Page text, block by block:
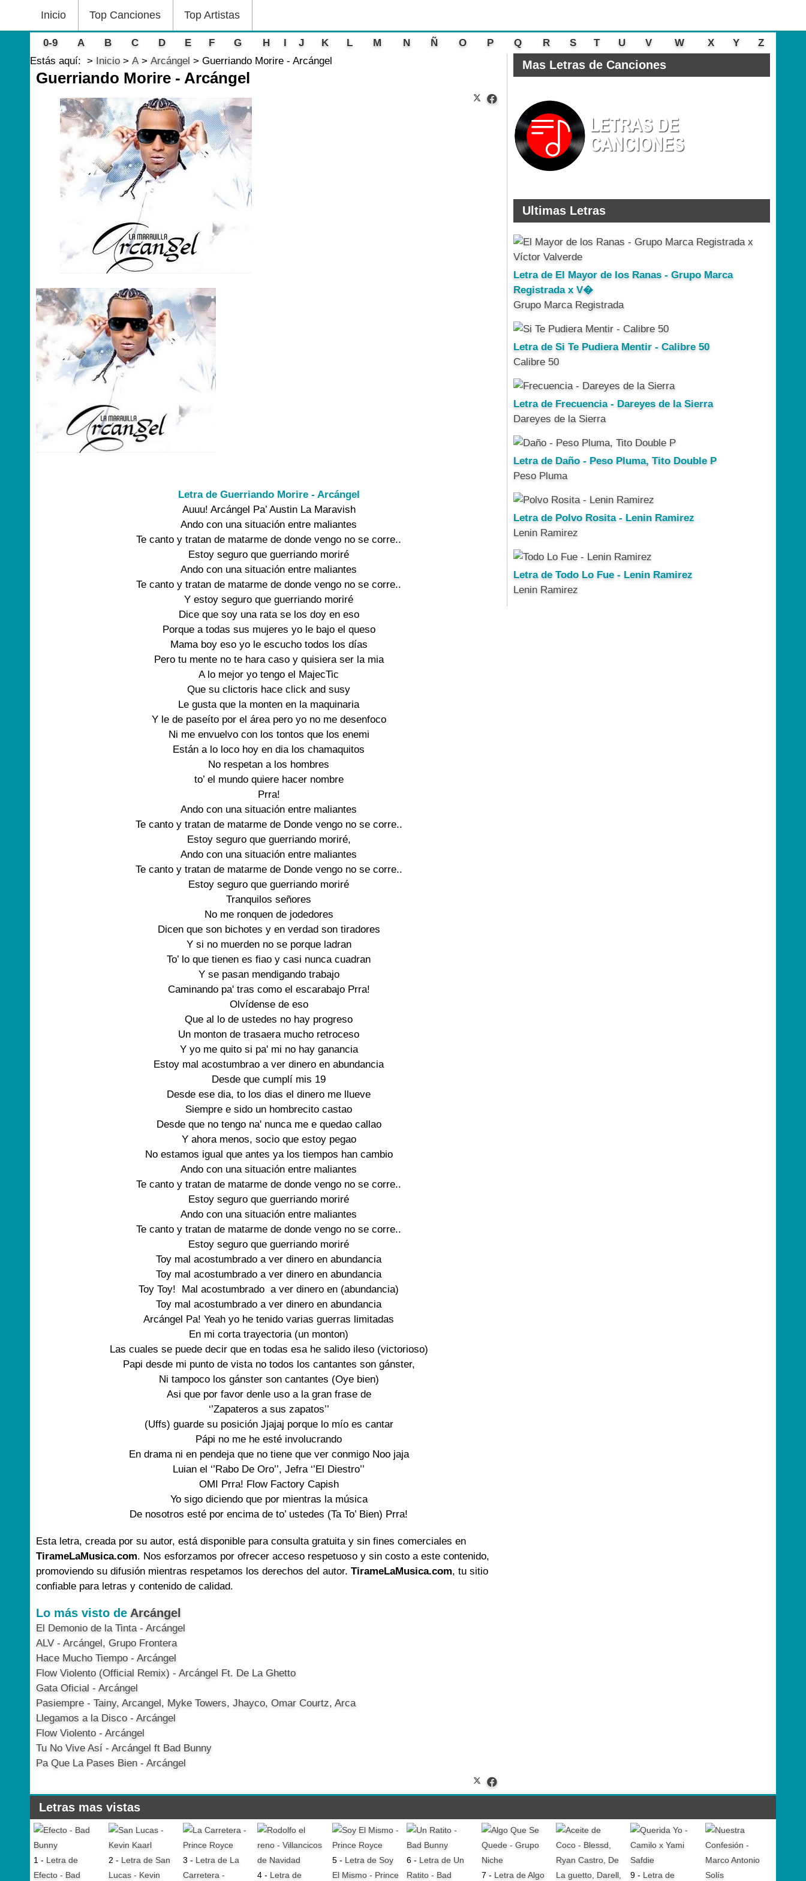
Inicio Top Canciones Top Artistas
0-9 A B C D E F G H I J K L M N Ñ O P Q R S T U V W X Y
Z
Estás aquí:
Inicio A Arcángel Guerriando Morire - Arcángel
Guerriando Morire - Arcángel
Letra de Guerriando Morire - Arcángel
Auuu! Arcángel Pa’ Austin La Maravish
Ando con una situación entre maliantes
Te canto y tratan de matarme de donde vengo no se corre..
Estoy seguro que guerriando moriré
Ando con una situación entre maliantes
Te canto y tratan de matarme de donde vengo no se corre..
Y estoy seguro que guerriando moriré
Dice que soy una rata se los doy en eso
Porque a todas sus mujeres yo le bajo el queso
Mama boy eso yo le escucho todos los días
Pero tu mente no te hara caso y quisiera ser la mia
A lo mejor yo tengo el MajecTic
Que su clictoris hace click and susy
Le gusta que la monten en la maquinaria
Y le de paseíto por el área pero yo no me desenfoco
Ni me envuelvo con los tontos que los enemi
Están a lo loco hoy en dia los chamaquitos
No respetan a los hombres
to’ el mundo quiere hacer nombre
Prra!
Ando con una situación entre maliantes
Te canto y tratan de matarme de Donde vengo no se corre..
Estoy seguro que guerriando moriré,
Ando con una situación entre maliantes
Te canto y tratan de matarme de Donde vengo no se corre..
Estoy seguro que guerriando moriré
Tranquilos señores
No me ronquen de jodedores
Dicen que son bichotes y en verdad son tiradores
Y si no muerden no se porque ladran
To’ lo que tienen es fiao y casi nunca cuadran
Y se pasan mendigando trabajo
Caminando pa' tras como el escarabajo Prra!
Olvídense de eso
Que al lo de ustedes no hay progreso
Un monton de trasaera mucho retroceso
Y yo me quito si pa' mi no hay ganancia
Estoy mal acostumbrao a ver dinero en abundancia
Desde que cumplí mis 19
Desde ese dia, to los dias el dinero me llueve
Siempre e sido un hombrecito castao
Desde que no tengo na' nunca me e quedao callao
Y ahora menos, socio que estoy pegao
No estamos igual que antes ya los tiempos han cambio
Ando con una situación entre maliantes
Te canto y tratan de matarme de donde vengo no se corre..
Estoy seguro que guerriando moriré
Ando con una situación entre maliantes
Te canto y tratan de matarme de donde vengo no se corre..
Estoy seguro que guerriando moriré
Toy mal acostumbrado a ver dinero en abundancia
Toy mal acostumbrado a ver dinero en abundancia
Toy Toy!  Mal acostumbrado  a ver dinero en (abundancia)
Toy mal acostumbrado a ver dinero en abundancia
Arcángel Pa! Yeah yo he tenido varias guerras limitadas
En mi corta trayectoria (un monton)
Las cuales se puede decir que en todas esa he salido ileso (victorioso)
Papi desde mi punto de vista no todos los cantantes son gánster,
Ni tampoco los gánster son cantantes (Oye bien)
Asi que por favor denle uso a la gran frase de
‘’Zapateros a sus zapatos’’
(Uffs) guarde su posición Jjajaj porque lo mío es cantar
Pápi no me he esté involucrando
En drama ni en pendeja que no tiene que ver conmigo Noo jaja
Luian el ‘’Rabo De Oro’’, Jefra ‘’El Diestro’’
OMI Prra! Flow Factory Capish
Yo sigo diciendo que por mientras la música
De nosotros esté por encima de to’ ustedes (Ta To’ Bien) Prra!
Esta letra, creada por su autor, está disponible para consulta gratuita y sin fines comerciales en
TirameLaMusica.com. Nos esforzamos por ofrecer acceso respetuoso y sin costo a este contenido,
promoviendo su difusión mientras respetamos los derechos del autor. TirameLaMusica.com, tu sitio
confiable para letras y contenido de calidad.
Lo más visto de Arcángel
El Demonio de la Tinta - Arcángel
ALV - Arcángel, Grupo Frontera
Hace Mucho Tiempo - Arcángel
Flow Violento (Official Remix) - Arcángel Ft. De La Ghetto
Gata Oficial - Arcángel
Pasiempre - Tainy, Arcangel, Myke Towers, Jhayco, Omar Courtz, Arca
Llegamos a la Disco - Arcángel
Flow Violento - Arcángel
Tu No Vive Así - Arcángel ft Bad Bunny
Pa Que La Pases Bien - Arcángel
Mas Letras de Canciones
Ultimas Letras
Letra de El Mayor de los Ranas - Grupo Marca
Registrada x V�
Grupo Marca Registrada
Letra de Si Te Pudiera Mentir - Calibre 50
Calibre 50
Letra de Frecuencia - Dareyes de la Sierra
Dareyes de la Sierra
Letra de Daño - Peso Pluma, Tito Double P
Peso Pluma
Letra de Polvo Rosita - Lenin Ramirez
Lenin Ramirez
Letra de Todo Lo Fue - Lenin Ramirez
Lenin Ramirez
Letras mas vistas
1 - Letra de
Efecto - Bad
2 - Letra de San
Lucas - Kevin
3 - Letra de La
Carretera -
4 - Letra de
5 - Letra de Soy
El Mismo - Prince
6 - Letra de Un
Ratito - Bad
7 - Letra de Algo 9 - Letra de